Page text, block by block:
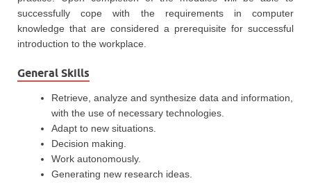
successfully cope with the requirements in computer
knowledge that are considered a prerequisite for successful
introduction to the workplace.
General Skills
Retrieve, analyze and synthesize data and information,
with the use of necessary technologies.
Adapt to new situations.
Decision making.
Work autonomously.
Generating new research ideas.